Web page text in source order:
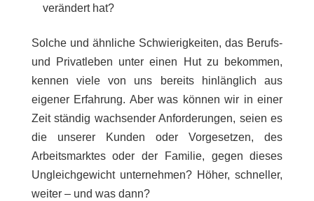
verändert hat?
Solche und ähnliche Schwierigkeiten, das Berufs-
und Privatleben unter einen Hut zu bekommen,
kennen viele von uns bereits hinlänglich aus
eigener Erfahrung. Aber was können wir in einer
Zeit ständig wachsender Anforderungen, seien es
die unserer Kunden oder Vorgesetzen, des
Arbeitsmarktes oder der Familie, gegen dieses
Ungleichgewicht unternehmen? Höher, schneller,
weiter – und was dann?